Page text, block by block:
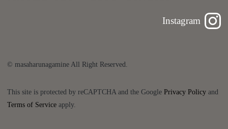
Instagram
© masaharunagamine All Right Reserved.
This site is protected by reCAPTCHA and the GooglePrivacy Policy and
Terms of Service apply.